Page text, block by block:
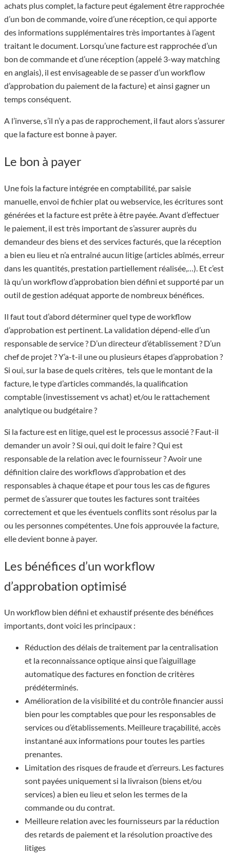
achats plus complet, la facture peut également être rapprochée
d’un bon de commande, voire d’une réception, ce qui apporte
des informations supplémentaires très importantes à l’agent
traitant le document. Lorsqu’une facture est rapprochée d’un
bon de commande et d’une réception (appelé 3-way matching
en anglais), il est envisageable de se passer d’un workflow
d’approbation du paiement de la facture) et ainsi gagner un
temps conséquent.
A l’inverse, s’il n’y a pas de rapprochement, il faut alors s’assurer
que la facture est bonne à payer.
Le bon à payer
Une fois la facture intégrée en comptabilité, par saisie
manuelle, envoi de fichier plat ou webservice, les écritures sont
générées et la facture est prête à être payée. Avant d’effectuer
le paiement, il est très important de s’assurer auprès du
demandeur des biens et des services facturés, que la réception
a bien eu lieu et n’a entraîné aucun litige (articles abîmés, erreur
dans les quantités, prestation partiellement réalisée,…). Et c’est
là qu’un workflow d’approbation bien défini et supporté par un
outil de gestion adéquat apporte de nombreux bénéfices.
Il faut tout d’abord déterminer quel type de workflow
d’approbation est pertinent. La validation dépend-elle d’un
responsable de service ? D’un directeur d’établissement ? D’un
chef de projet ? Y’a-t-il une ou plusieurs étapes d’approbation ?
Si oui, sur la base de quels critères, tels que le montant de la
facture, le type d’articles commandés, la qualification
comptable (investissement vs achat) et/ou le rattachement
analytique ou budgétaire ?
Si la facture est en litige, quel est le processus associé ? Faut-il
demander un avoir ? Si oui, qui doit le faire ? Qui est
responsable de la relation avec le fournisseur ? Avoir une
définition claire des workflows d’approbation et des
responsables à chaque étape et pour tous les cas de figures
permet de s’assurer que toutes les factures sont traitées
correctement et que les éventuels conflits sont résolus par la
ou les personnes compétentes. Une fois approuvée la facture,
elle devient bonne à payer.
Les bénéfices d’un workflow
d’approbation optimisé
Un workflow bien défini et exhaustif présente des bénéfices
importants, dont voici les principaux :
Réduction des délais de traitement par la centralisation
et la reconnaissance optique ainsi que l’aiguillage
automatique des factures en fonction de critères
prédéterminés.
Amélioration de la visibilité et du contrôle financier aussi
bien pour les comptables que pour les responsables de
services ou d’établissements. Meilleure traçabilité, accès
instantané aux informations pour toutes les parties
prenantes.
Limitation des risques de fraude et d’erreurs. Les factures
sont payées uniquement si la livraison (biens et/ou
services) a bien eu lieu et selon les termes de la
commande ou du contrat.
Meilleure relation avec les fournisseurs par la réduction
des retards de paiement et la résolution proactive des
litiges